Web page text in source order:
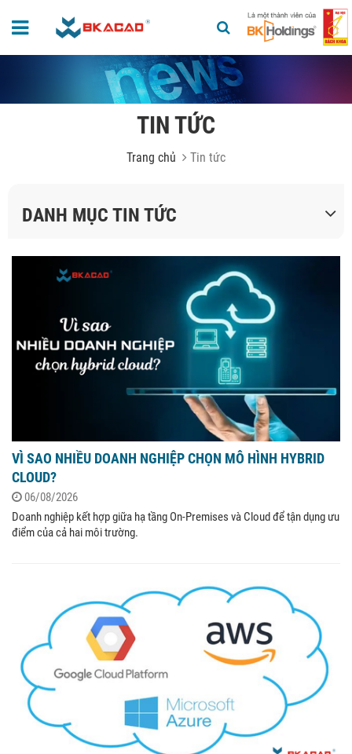
TIN TỨC
Trang chủ Tin tức
DANH MỤC TIN TỨC
VÌ SAO NHIỀU DOANH NGHIỆP CHỌN MÔ HÌNH HYBRID
CLOUD?
06/08/2026
Doanh nghiệp kết hợp giữa hạ tầng On-Premises và Cloud để tận dụng ưu
điểm của cả hai môi trường.